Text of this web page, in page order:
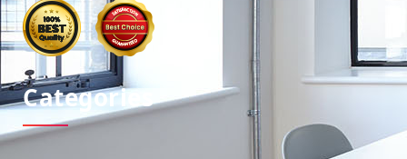
Categories